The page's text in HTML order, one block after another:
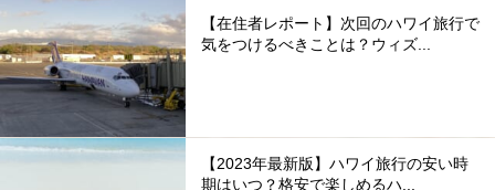
【在住者レポート】次回のハワイ旅行で
気をつけるべきことは？ウィズ...
【2023年最新版】ハワイ旅行の安い時
期はいつ？格安で楽しめるハ...